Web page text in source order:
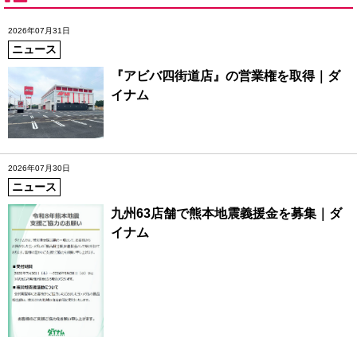
2026年07月31日
ニュース
『アビバ四街道店』の営業権を取得｜ダ
イナム
2026年07月30日
ニュース
九州63店舗で熊本地震義援金を募集｜ダ
イナム